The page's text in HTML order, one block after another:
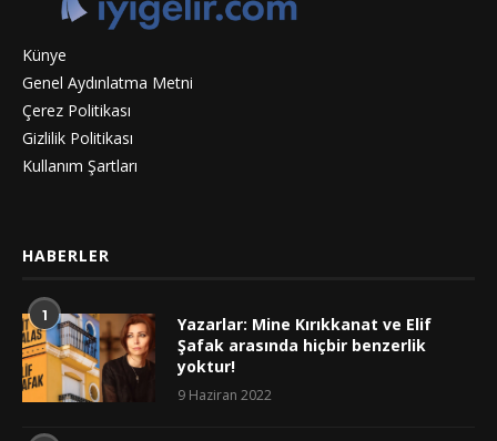
Künye
Genel Aydınlatma Metni
Çerez Politikası
Gizlilik Politikası
Kullanım Şartları
HABERLER
1
Yazarlar: Mine Kırıkkanat ve Elif
Şafak arasında hiçbir benzerlik
yoktur!
9 Haziran 2022